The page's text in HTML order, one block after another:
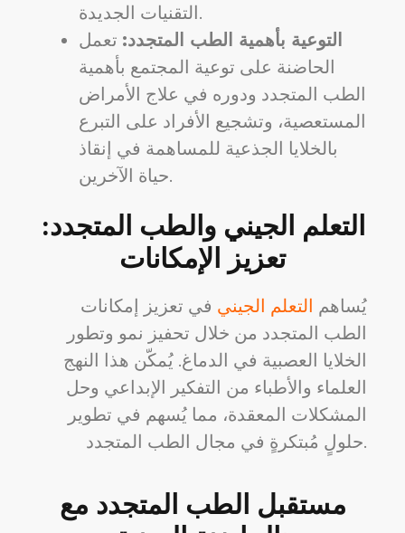
التقنيات الجديدة.
التوعية بأهمية الطب المتجدد: تعمل
الحاضنة على توعية المجتمع بأهمية
الطب المتجدد ودوره في علاج الأمراض
المستعصية، وتشجيع الأفراد على التبرع
بالخلايا الجذعية للمساهمة في إنقاذ
حياة الآخرين.
التعلم الجيني والطب المتجدد:
تعزيز الإمكانات
يُساهم التعلم الجيني في تعزيز إمكانات
الطب المتجدد من خلال تحفيز نمو وتطور
الخلايا العصبية في الدماغ. يُمكّن هذا النهج
العلماء والأطباء من التفكير الإبداعي وحل
المشكلات المعقدة، مما يُسهم في تطوير
حلولٍ مُبتكرةٍ في مجال الطب المتجدد.
مستقبل الطب المتجدد مع